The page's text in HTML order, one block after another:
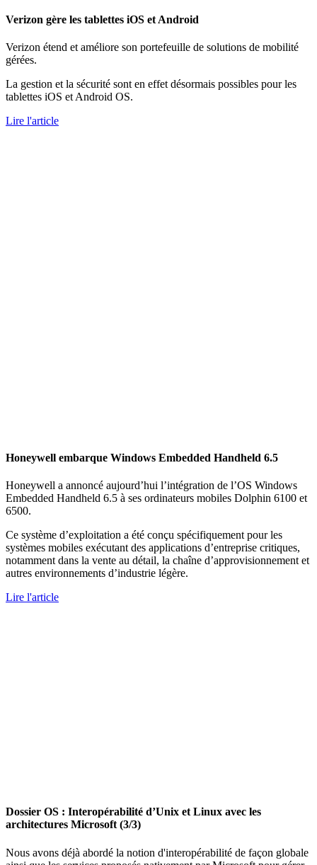
Verizon gère les tablettes iOS et Android
Verizon étend et améliore son portefeuille de solutions de mobilité
gérées.
La gestion et la sécurité sont en effet désormais possibles pour les
tablettes iOS et Android OS.
Lire l'article
Honeywell embarque Windows Embedded Handheld 6.5
Honeywell a annoncé aujourd’hui l’intégration de l’OS Windows
Embedded Handheld 6.5 à ses ordinateurs mobiles Dolphin 6100 et
6500.
Ce système d’exploitation a été conçu spécifiquement pour les
systèmes mobiles exécutant des applications d’entreprise critiques,
notamment dans la vente au détail, la chaîne d’approvisionnement et
autres environnements d’industrie légère.
Lire l'article
Dossier OS : Interopérabilité d’Unix et Linux avec les
architectures Microsoft (3/3)
Nous avons déjà abordé la notion d'interopérabilité de façon globale